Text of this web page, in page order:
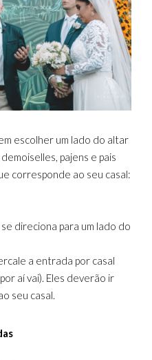
escolher um lado do altar
pajens e pais
corresponde ao seu casal:
direciona para um lado do
a entrada por casal
aí vai). Eles deverão ir
seu casal.